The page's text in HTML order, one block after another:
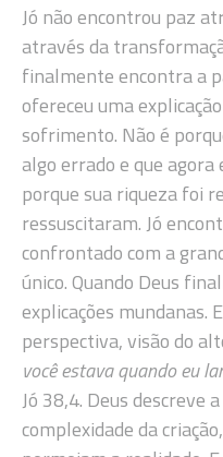
Jó não encontrou paz
através da
finalmente encontra a
ofereceu uma
sofrimento. Não é
algo errado e que
porque sua riqueza foi
ressuscitaram. Jó
confrontado com a
único. Quando Deus
explicações mundanas.
perspectiva, visão do
você estava quando eu
Jó 38,4. Deus descreve
complexidade da